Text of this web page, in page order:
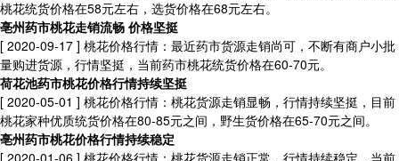
桃花统货价格在58元左右，选货价格在68元左右。
亳州药市桃花走销流畅 价格坚挺
[ 2020-09-17 ] 桃花价格行情：最近药市货源走销尚可，不断有商户小批
量购进货源，行情坚挺，当前药市桃花统货价格在60-70元。
荷花池药市桃花价格行情持续坚挺
[ 2020-05-01 ] 桃花价格行情：桃花货源走销显畅，行情持续坚挺，目前
桃花家种优质统货价格在80-85元之间，野生货价格在65-70元之间。
亳州药市桃花价格行情持续稳定
[ 2020-01-06 ] 桃花价格行情：桃花货源走销正常，行情持续稳定，当前